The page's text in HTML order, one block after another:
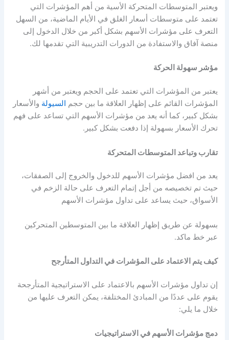
ويعتبر المتوسطات المتحركة الأسية من أهم المؤشرات التي
تعتمد على متوسطات أسعار الغلق في الأيام الماضية، من السهل
التعرف على مؤشرات الأسهمبشكل أكبر من خلال الدخول إلى
منصة آفاق والاستفادة من الدورات التدريبية التي تقدمها لك.
مؤشر سهولة الحركة
يعتبر من المؤشرات التي تعتمد على الحجم ويعتبر من أشهر
المؤشرات القائم على إظهار العلاقة ما بين حجم السيولةوالأسعار
بشكل كبير، كما أنه يعد من مؤشرات الأسهمالتي تساعد على فهم
تحرك الأسعار بسهولة إذا دفعت بشكل كبير.
تقارب وتباعد المتوسطات المتحركة
يعد من افضل مؤشرات الأسهمللدخول والخروج إلى الصفقات،
حيث تم تخصيصه من أجل إتمام التعرف على حالة الزخم في
الأسواق، حيث يساعد على تداول مؤشرات الأسهم
بسهولة عن طريق إظهار العلاقة ما بين المتوسطين المتحركين
عبر خط ماكد.
كيف يتم الاعتماد على المؤشرات في التداول المتأرجح
إن تداول مؤشرات الأسهمبالاعتماد على الاستراتيجية المتأرجحة
يقوم على عددًا من المبادئ المختلفة، يمكن التعرف عليها من
خلال ما يلي:
دمج مؤشرات الأسهم في الاستراتيجيات